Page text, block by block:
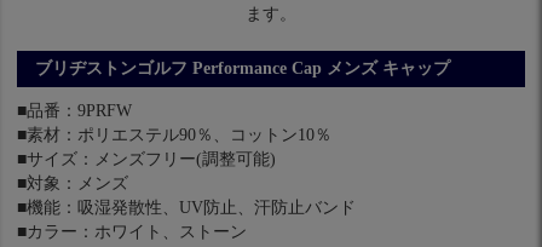
ます。
ブリヂストンゴルフ Performance Cap メンズ キャップ
■品番：9PRFW
■素材：ポリエステル90％、コットン10％
■サイズ：メンズフリー(調整可能)
■対象：メンズ
■機能：吸湿発散性、UV防止、汗防止バンド
■カラー：ホワイト、ストーン